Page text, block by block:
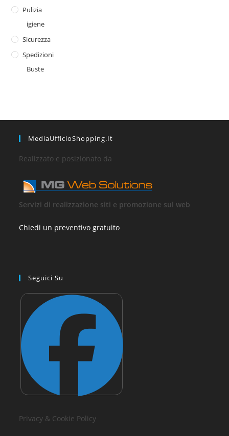
Pulizia
igiene
Sicurezza
Spedizioni
Buste
MediaUfficioShopping.it
Realizzato e posizionato da
Servizi di realizzazione siti e promozione sul web
Chiedi un preventivo gratuito
Seguici Su
Privacy & Cookie Policy